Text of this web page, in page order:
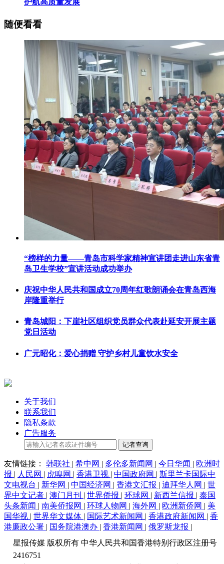
随便看看
“榜样的力量——青岛市科学家精神宣讲团走进山东省青
岛卫生学校”宣讲活动成功举办
庆祝中华人民共和国成立70周年红歌朗诵会在青岛西海
岸隆重举行
青岛城阳：下崖社区组织党员群众代表赴延安开展主题
党日活动
广元昭化：爱心捐赠 守护乡村儿童饮水安全
关于我们
联系我们
隐私条款
广告服务
记者查询
友情链接： 韩联社 | 希中网 | 多伦多新闻网 | 今日华闻 | 欧洲时
报 | 人民网 | 虎嗅网 | 香港卫视 | 中国政府网 | 斯里兰卡国际中
文电视台 | 新华网 | 中国经济网 | 香港文汇报 | 迪拜华人网 | 世
界中文记者 | 澳门月刊 | 世界侨报 | 环球网 | 新西兰信报 | 泰国
头条新闻 | 南美侨报网 | 环球人物网 | 海外网 | 欧洲新侨网 | 美
国华视 | 世界华文媒体 | 国际艺术新闻网 | 香港政府新闻网 | 香
港廉政公署 | 国务院港澳办 | 香港新闻网 | 俄罗斯龙报 |
星报传媒 版权所有 中华人民共和国香港特别行政区注册号
2416751